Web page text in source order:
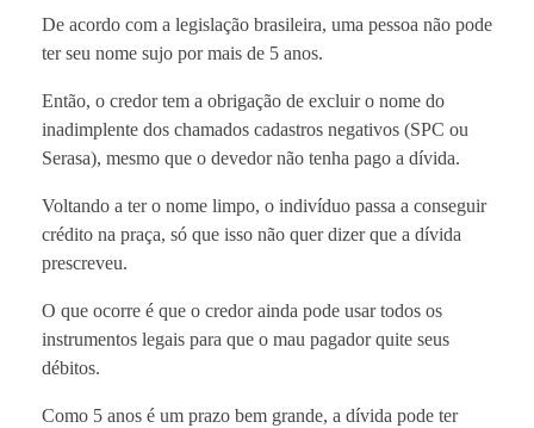
De acordo com a legislação brasileira, uma pessoa não pode
ter seu nome sujo por mais de 5 anos.
Então, o credor tem a obrigação de excluir o nome do
inadimplente dos chamados cadastros negativos (SPC ou
Serasa), mesmo que o devedor não tenha pago a dívida.
Voltando a ter o nome limpo, o indivíduo passa a conseguir
crédito na praça, só que isso não quer dizer que a dívida
prescreveu.
O que ocorre é que o credor ainda pode usar todos os
instrumentos legais para que o mau pagador quite seus
débitos.
Como 5 anos é um prazo bem grande, a dívida pode ter